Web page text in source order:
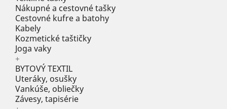
Nákupné a cestovné tašky
Cestovné kufre a batohy
Kabely
Kozmetické taštičky
Joga vaky
+
BYTOVÝ TEXTIL
Uteráky, osušky
Vankúše, obliečky
Závesy, tapisérie